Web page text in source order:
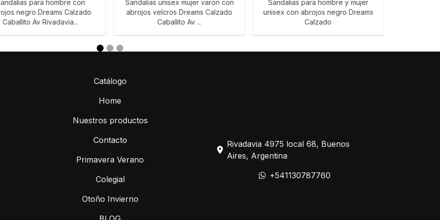
para hombre con
negro Dreams Calzado
Caballito Av Rivadavia...
Sandalias unisex mujer varon con
abrojos velcros Dreams Calzado
Caballito Av ...
Sandalias para hombre y mujer
unisex con abrojos negro Dreams
Calzado
Catálogo
Home
Nuestros productos
Contacto
Primavera Verano
Colegial
Otoño Invierno
Rivadavia 4975 local 68, Buenos
Aires, Argentina
+541130787760